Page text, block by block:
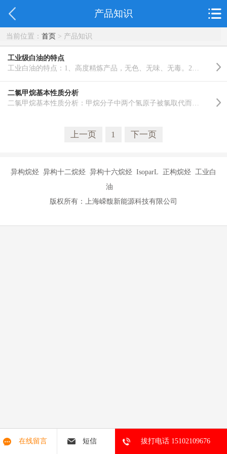
产品知识
当前位置： 首页> 产品知识
工业级白油的特点
二氯甲烷基本性质分析
二氯甲烷基本性质分析：甲烷分子中两个氢原子被氯取代而生成的化合物。二氯甲烷是无色、透明、比水重、易..……
上一页 1 下一页
异构烷烃 异构十二烷烃 异构十六烷烃 IsoparL 正构烷烃 工业白
油
版权所有：上海嵘馥新能源科技有限公司
在线留言 短信 拔打电话 15102109676